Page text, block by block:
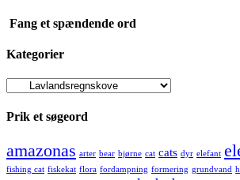
Fang et spændende ord
Kategorier
Kategorier
Prik et søgeord
amazonas arter bear bjørne cat cats dyr elefant
fishing cat fiskekat flora fordampning formering grundvand